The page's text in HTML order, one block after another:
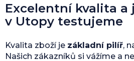
Excelentní kvalita a
v Utopy testujeme
Kvalita zboží je základní pilíř,
Našich zákazníků si vážíme a